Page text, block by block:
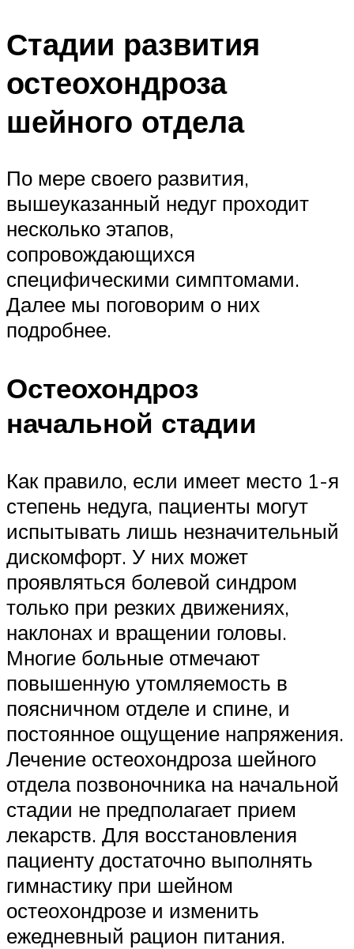
Стадии развития
остеохондроза
шейного отдела
По мере своего развития,
вышеуказанный недуг проходит
несколько этапов,
сопровождающихся
специфическими симптомами.
Далее мы поговорим о них
подробнее.
Остеохондроз
начальной стадии
Как правило, если имеет место 1-я
степень недуга, пациенты могут
испытывать лишь незначительный
дискомфорт. У них может
проявляться болевой синдром
только при резких движениях,
наклонах и вращении головы.
Многие больные отмечают
повышенную утомляемость в
поясничном отделе и спине, и
постоянное ощущение напряжения.
Лечение остеохондроза шейного
отдела позвоночника на начальной
стадии не предполагает прием
лекарств. Для восстановления
пациенту достаточно выполнять
гимнастику при шейном
остеохондрозе и изменить
ежедневный рацион питания.